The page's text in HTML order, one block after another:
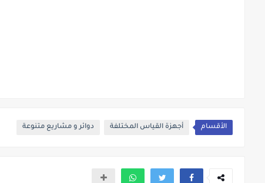
الأقسام أجهزة القياس المختلفة دوائر و مشاريع متنوعة